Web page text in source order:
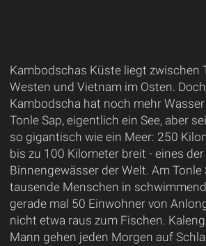
Kambodschas Küste liegt zwischen
Westen und Vietnam im Osten.
Kambodscha hat noch mehr
Tonle Sap, eigentlich ein See, aber
so gigantisch wie ein Meer: 250
bis zu 100 Kilometer breit - eines
Binnengewässer der Welt. Am Tonle
tausende Menschen in
gerade mal 50 Einwohner von
nicht etwa raus zum Fischen.
Mann gehen jeden Morgen auf